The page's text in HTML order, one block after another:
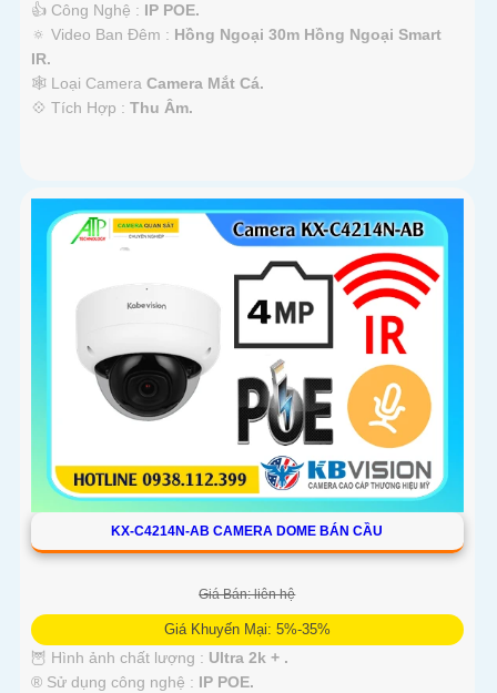
👍 Công Nghệ : IP POE.
🔅 Video Ban Đêm : Hồng Ngoại 30m Hồng Ngoại Smart
IR.
🕸️ Loại Camera Camera Mắt Cá.
️💠 Tích Hợp : Thu Âm.
KX-C4214N-AB CAMERA DOME BÁN CẦU
Giá Bán: liên hệ
Giá Khuyến Mại: 5%-35%
🦉 Hình ảnh chất lượng : Ultra 2k + .
®️ Sử dụng công nghệ : IP POE.